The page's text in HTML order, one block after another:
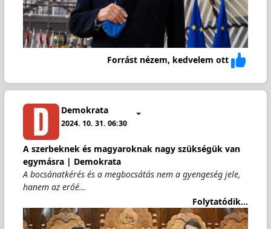
Forrást nézem, kedvelem ott
Demokrata
2024. 10. 31. 06:30
A szerbeknek és magyaroknak nagy szükségük van
egymásra | Demokrata
A bocsánatkérés és a megbocsátás nem a gyengeség jele,
hanem az erőé…
Folytatódik...